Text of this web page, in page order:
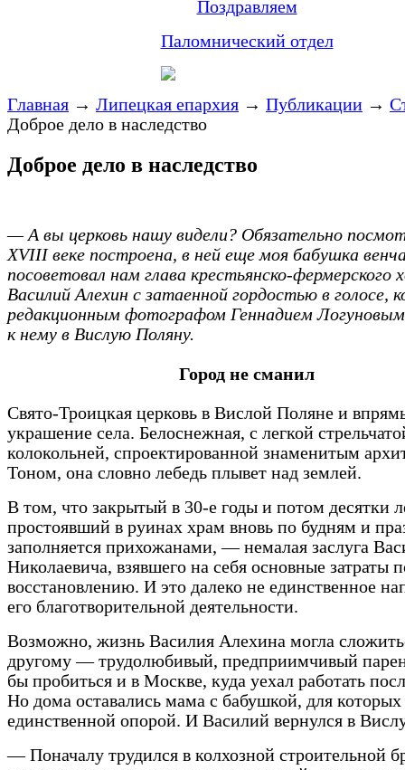
Поздравляем
Паломнический отдел
Главная → Липецкая епархия → Публикации →
Доброе дело в наследство
Доброе дело в наследство
— А вы церковь нашу видели? Обязательно
XVIII веке построена, в ней еще моя бабушка
посоветовал нам глава крестьянско-фермерского
Василий Алехин с затаенной гордостью в голосе,
редакционным фотографом Геннадием Логуновым
к нему в Вислую Поляну.
Город не сманил
Свято-Троицкая церковь в Вислой Поляне и
украшение села. Белоснежная, с легкой
колокольней, спроектированной знаменитым
Тоном, она словно лебедь плывет над землей.
В том, что закрытый в 30-е годы и потом десятки
простоявший в руинах храм вновь по будням и
заполняется прихожанами, — немалая заслуга
Николаевича, взявшего на себя основные затраты
восстановлению. И это далеко не единственное
его благотворительной деятельности.
Возможно, жизнь Василия Алехина могла
другому — трудолюбивый, предприимчивый
бы пробиться и в Москве, куда уехал работать
Но дома оставались мама с бабушкой, для
единственной опорой. И Василий вернулся в
— Поначалу трудился в колхозной строительной